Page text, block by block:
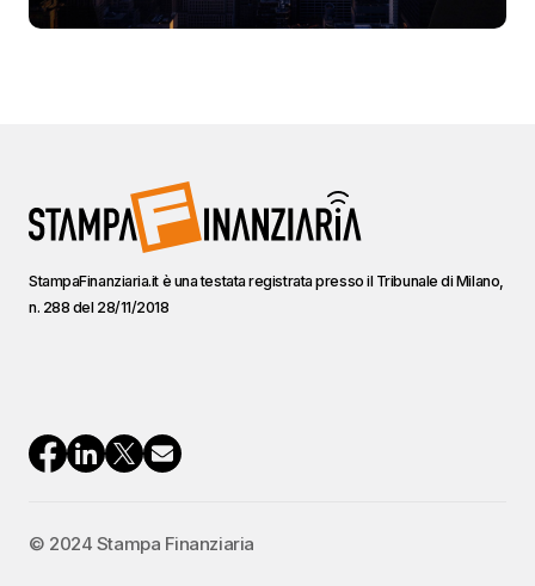
StampaFinanziaria.it è una testata registrata presso il Tribunale di Milano,
n. 288 del 28/11/2018
© 2024 Stampa Finanziaria